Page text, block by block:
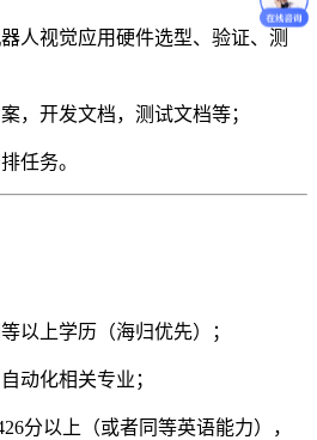
人视觉应用硬件选型、验证、测
，开发文档，测试文档等；
任务。
以上学历（海归优先）；
动化相关专业；
分以上（或者同等英语能力），